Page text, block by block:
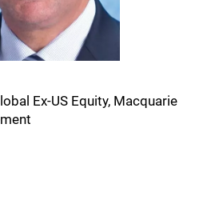
Ex-US Equity, Macquarie